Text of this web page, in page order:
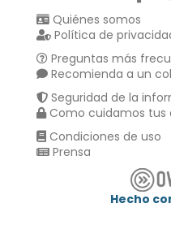
Quiénes somos
Política de
Preguntas más
Recomienda a un
Seguridad de la
Como cuidamos tus
Condiciones de uso
Prensa
Hecho